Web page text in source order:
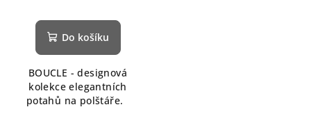
Do košíku
BOUCLE - designová
kolekce elegantních
potahů na polštáře.